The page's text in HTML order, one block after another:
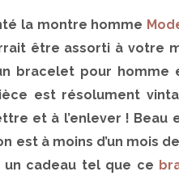
la montre homme
être assorti à votre
bracelet pour
est résolument
et à l’enlever !
est à moins d’un mois
cadeau tel que ce